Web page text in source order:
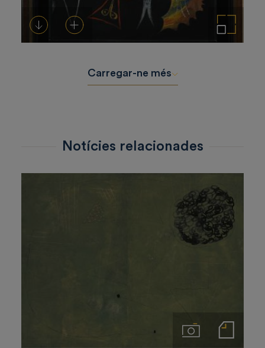
Descarregar-ho Afegeix a la cistella Amplia la imatge
Carregar-ne més
Notícies relacionades
ImágenesNotas de prensa